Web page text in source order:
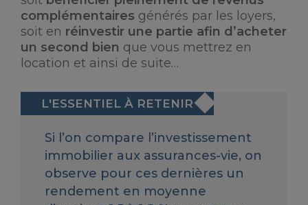
complémentaires générés par les loyers,
soit en réinvestir une partie afin d’acheter
un second bien que vous mettrez en
location et ainsi de suite…
Si l’on compare l’investissement
immobilier aux assurances-vie, on
observe pour ces dernières un
rendement en moyenne